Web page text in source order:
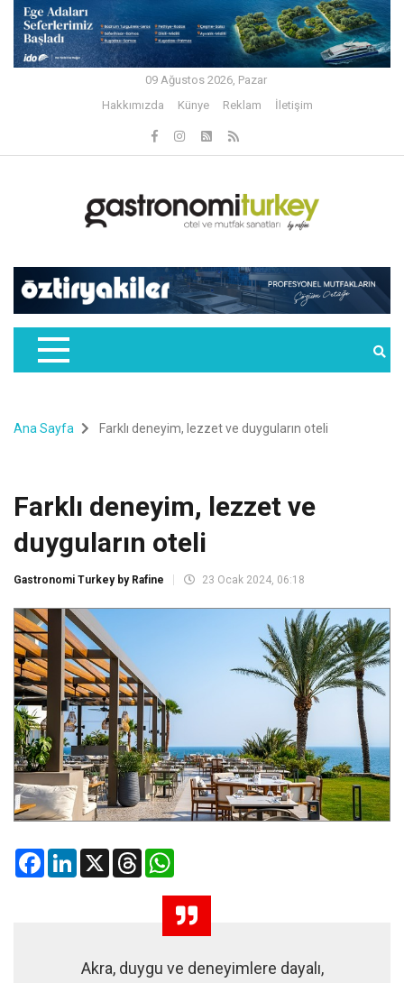
09 Ağustos 2026, Pazar
Hakkımızda
Künye Reklam İletişim
Ana Sayfa Farklı deneyim, lezzet ve duyguların oteli
Farklı deneyim, lezzet ve
duyguların oteli
Gastronomi Turkey by Rafine 23 Ocak 2024, 06:18
FacebookLinkedIn
X Threads
Akra, duygu ve deneyimlere dayalı,